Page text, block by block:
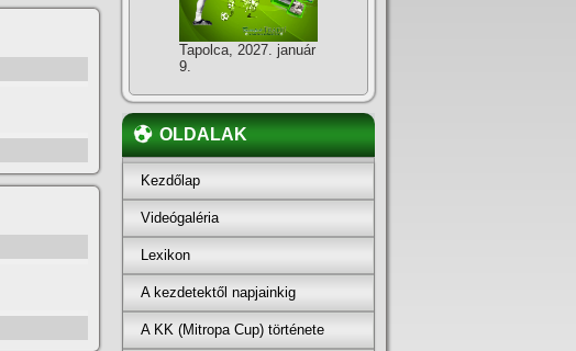
Tapolca, 2027. január
9.
OLDALAK
Kezdőlap
Videógaléria
Lexikon
A kezdetektől napjainkig
A KK (Mitropa Cup) története